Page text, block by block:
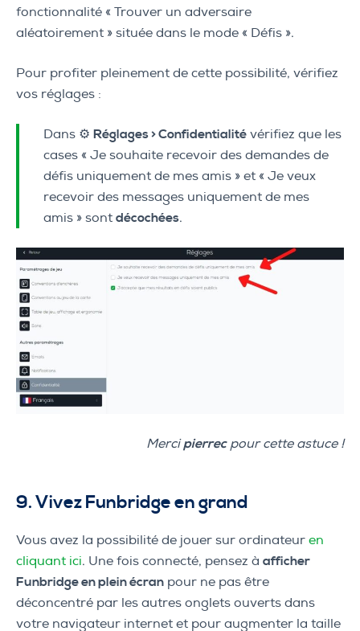
fonctionnalité « Trouver un adversaire
aléatoirement » située dans le mode « Défis ».
Pour profiter pleinement de cette possibilité, vérifiez
vos réglages :
Dans ⚙️ Réglages > Confidentialité vérifiez que les
cases « Je souhaite recevoir des demandes de
défis uniquement de mes amis » et « Je veux
recevoir des messages uniquement de mes
amis » sont décochées.
Mercipierrecpour cette astuce !
9. Vivez Funbridge en grand
Vous avez la possibilité de jouer sur ordinateur en
cliquant ici. Une fois connecté, pensez à afficher
Funbridge en plein écran pour ne pas être
déconcentré par les autres onglets ouverts dans
votre navigateur internet et pour augmenter la taille